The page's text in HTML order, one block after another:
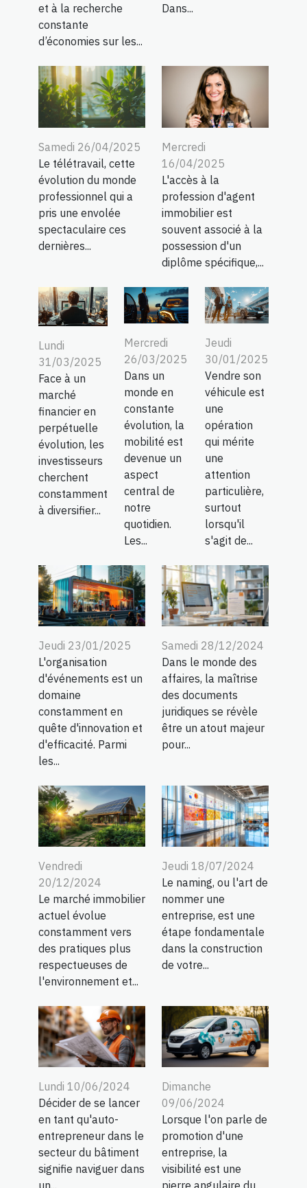
et à la recherche
constante
d’économies sur les...
Dans...
Samedi 26/04/2025
Le télétravail, cette
évolution du monde
professionnel qui a
pris une envolée
spectaculaire ces
dernières...
Mercredi
16/04/2025
L'accès à la
profession d'agent
immobilier est
souvent associé à la
possession d'un
diplôme spécifique,...
Lundi
31/03/2025
Face à un
marché
financier en
perpétuelle
évolution, les
investisseurs
cherchent
constamment
à diversifier...
Mercredi
26/03/2025
Dans un
monde en
constante
évolution, la
mobilité est
devenue un
aspect
central de
notre
quotidien.
Les...
Jeudi
30/01/2025
Vendre son
véhicule est
une
opération
qui mérite
une
attention
particulière,
surtout
lorsqu'il
s'agit de...
Jeudi 23/01/2025
L'organisation
d'événements est un
domaine
constamment en
quête d'innovation et
d'efficacité. Parmi
les...
Samedi 28/12/2024
Dans le monde des
affaires, la maîtrise
des documents
juridiques se révèle
être un atout majeur
pour...
Vendredi
20/12/2024
Le marché immobilier
actuel évolue
constamment vers
des pratiques plus
respectueuses de
l'environnement et...
Jeudi 18/07/2024
Le naming, ou l'art de
nommer une
entreprise, est une
étape fondamentale
dans la construction
de votre...
Lundi 10/06/2024
Décider de se lancer
en tant qu'auto-
entrepreneur dans le
secteur du bâtiment
signifie naviguer dans
Dimanche
09/06/2024
Lorsque l'on parle de
promotion d'une
entreprise, la
visibilité est une